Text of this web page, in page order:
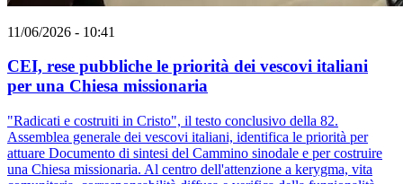
11/06/2026 - 10:41
CEI, rese pubbliche le priorità dei vescovi italiani
per una Chiesa missionaria
"Radicati e costruiti in Cristo", il testo conclusivo della 82.
Assemblea generale dei vescovi italiani, identifica le priorità per
attuare Documento di sintesi del Cammino sinodale e per costruire
una Chiesa missionaria. Al centro dell'attenzione a kerygma, vita